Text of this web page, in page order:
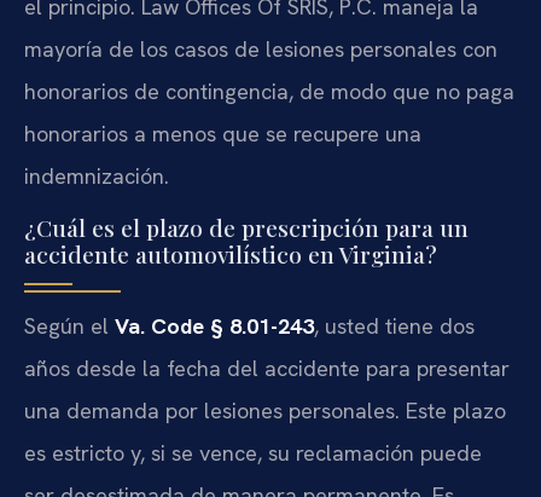
el principio. Law Offices Of SRIS, P.C. maneja la
mayoría de los casos de lesiones personales con
honorarios de contingencia, de modo que no paga
honorarios a menos que se recupere una
indemnización.
¿Cuál es el plazo de prescripción para un
accidente automovilístico en Virginia?
Según el Va. Code § 8.01-243, usted tiene dos
años desde la fecha del accidente para presentar
una demanda por lesiones personales. Este plazo
es estricto y, si se vence, su reclamación puede